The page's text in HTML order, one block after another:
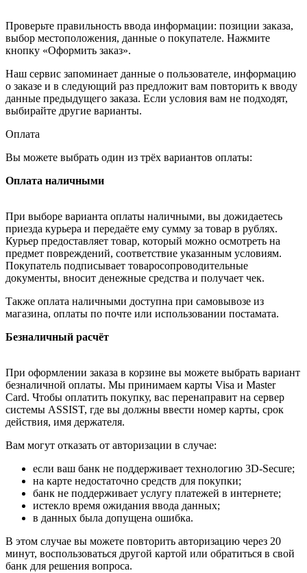
Проверьте правильность ввода информации: позиции заказа,
выбор местоположения, данные о покупателе. Нажмите
кнопку «Оформить заказ».
Наш сервис запоминает данные о пользователе, информацию
о заказе и в следующий раз предложит вам повторить к вводу
данные предыдущего заказа. Если условия вам не подходят,
выбирайте другие варианты.
Оплата
Вы можете выбрать один из трёх вариантов оплаты:
Оплата наличными
При выборе варианта оплаты наличными, вы дожидаетесь
приезда курьера и передаёте ему сумму за товар в рублях.
Курьер предоставляет товар, который можно осмотреть на
предмет повреждений, соответствие указанным условиям.
Покупатель подписывает товаросопроводительные
документы, вносит денежные средства и получает чек.
Также оплата наличными доступна при самовывозе из
магазина, оплаты по почте или использовании постамата.
Безналичный расчёт
При оформлении заказа в корзине вы можете выбрать вариант
безналичной оплаты. Мы принимаем карты Visa и Master
Card. Чтобы оплатить покупку, вас перенаправит на сервер
системы ASSIST, где вы должны ввести номер карты, срок
действия, имя держателя.
Вам могут отказать от авторизации в случае:
если ваш банк не поддерживает технологию 3D-Secure;
на карте недостаточно средств для покупки;
банк не поддерживает услугу платежей в интернете;
истекло время ожидания ввода данных;
в данных была допущена ошибка.
В этом случае вы можете повторить авторизацию через 20
минут, воспользоваться другой картой или обратиться в свой
банк для решения вопроса.